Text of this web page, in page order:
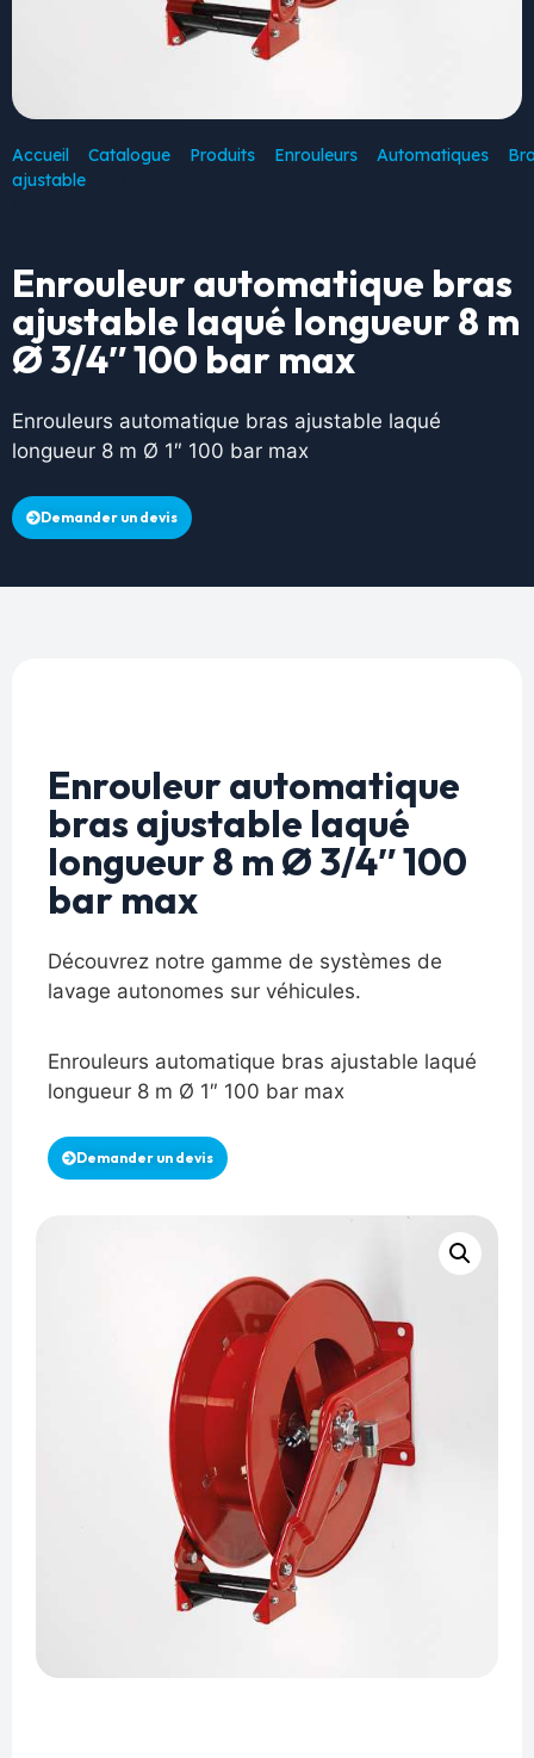
Accueil Catalogue Produits Enrouleurs Automatiques
ajustable
Enrouleur automatique bras
ajustable laqué longueur 8 m
Ø 3/4″ 100 bar max
Enrouleurs automatique bras ajustable laqué
longueur 8 m Ø 1″ 100 bar max
Demander un devis
Enrouleur automatique
bras ajustable laqué
longueur 8 m Ø 3/4″ 100
bar max
Découvrez notre gamme de systèmes de
lavage autonomes sur véhicules.
Enrouleurs automatique bras ajustable laqué
longueur 8 m Ø 1″ 100 bar max
Demander un devis